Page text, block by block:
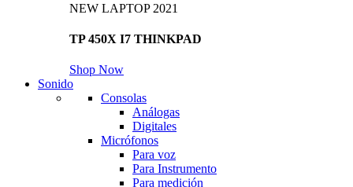
NEW LAPTOP 2021
TP 450X I7 THINKPAD
Shop Now
Sonido
Consolas
Análogas
Digitales
Micrófonos
Para voz
Para Instrumento
Para medición